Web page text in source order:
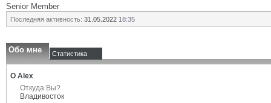
Senior Member
Последняя активность: 31.05.2022 18:35
Обо мне Статистика
О Alex
Откуда Вы?
Владивосток